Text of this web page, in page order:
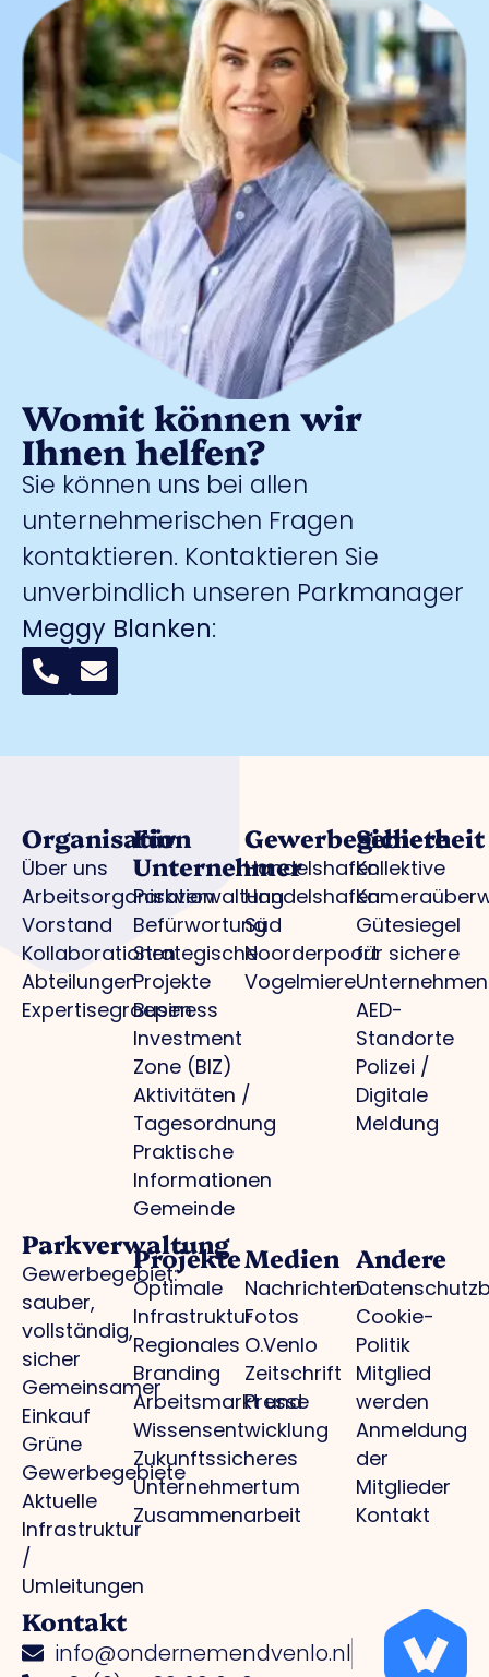
Womit können wir
Ihnen helfen?
Sie können uns bei allen
unternehmerischen Fragen
kontaktieren. Kontaktieren Sie
unverbindlich unseren Parkmanager
Meggy Blanken:
Organisation
Über uns
Arbeitsorganisation
Vorstand
Kollaborationen
Abteilungen
Expertisegroepen
Für
Unternehmer
Parkverwaltung
Befürwortung
Strategische
Projekte
Business
Investment
Zone (BIZ)
Aktivitäten /
Tagesordnung
Praktische
Informationen
Gemeinde
Gewerbegebiete
Handelshafen
Handelshafen
Süd
Noorderpoort
Vogelmiere
Sicherheit
Kollektive
Gütesiegel
für sichere
Unternehmen
AED-
Standorte
Polizei /
Digitale
Meldung
Parkverwaltung
Gewerbegebiet:
sauber,
vollständig,
sicher
Gemeinsamer
Einkauf
Grüne
Gewerbegebiete
Aktuelle
Infrastruktur
/
Umleitungen
Projekte
Optimale
Infrastruktur
Regionales
Branding
Arbeitsmarkt und
Wissensentwicklung
Zukunftssicheres
Unternehmertum
Zusammenarbeit
Medien
Nachrichten
Fotos
O.Venlo
Zeitschrift
Presse
Andere
Cookie-
Politik
Mitglied
werden
Anmeldung
der
Mitglieder
Kontakt
Kontakt
info@ondernemendvenlo.nl